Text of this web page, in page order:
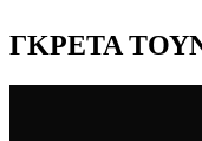
ΓΚΡΕΤΑ